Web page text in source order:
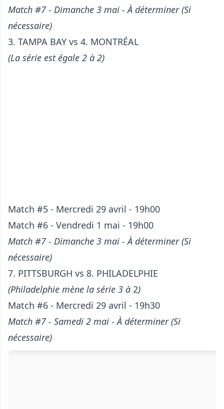
Match #7 - Dimanche 3 mai - À déterminer (Si
nécessaire)
3. TAMPA BAY vs 4. MONTRÉAL
(La série est égale 2 à 2)
Match #5 - Mercredi 29 avril - 19h00
Match #6 - Vendredi 1 mai - 19h00
Match #7 - Dimanche 3 mai - À déterminer (Si
nécessaire)
7. PITTSBURGH vs 8. PHILADELPHIE
(Philadelphie mène la série 3 à 2)
Match #6 - Mercredi 29 avril - 19h30
Match #7 - Samedi 2 mai - À déterminer (Si
nécessaire)